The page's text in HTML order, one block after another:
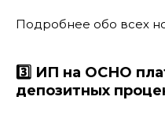
Подробнее обо всех
3️⃣ ИП на ОСНО
депозитных